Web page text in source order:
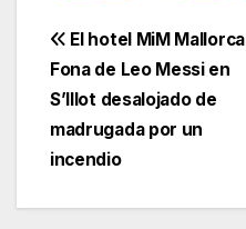
c
e
b
o
itt
er
ail at
s
Navegación
de
entradas
El hotel MiM Mallorca
Fona de Leo Messi en
S’Illot desalojado de
madrugada por un
incendio